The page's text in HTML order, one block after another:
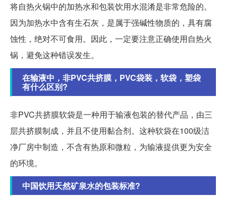
将自热火锅中的加热水和包装饮用水混淆是非常危险的。
因为加热水中含有生石灰，是属于强碱性物质的，具有腐
蚀性，绝对不可食用。因此，一定要注意正确使用自热火
锅，避免这种错误发生。
在输液中，非PVC共挤膜，PVC袋装，软袋，塑袋
有什么区别?
非PVC共挤膜软袋是一种用于输液包装的替代产品，由三
层共挤膜制成，并且不使用黏合剂。这种软袋在100级洁
净厂房中制造，不含有热原和微粒，为输液提供更为安全
的环境。
中国饮用天然矿泉水的包装标准?